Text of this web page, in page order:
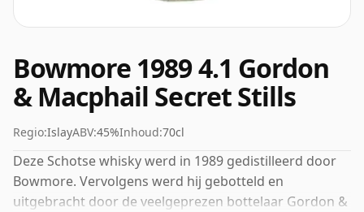
Bowmore 1989 4.1 Gordon
& Macphail Secret Stills
Regio:IslayABV:45%Inhoud:70cl
Deze Schotse whisky werd in 1989 gedistilleerd door
Bowmore. Vervolgens werd hij gebotteld en
uitgebracht door de veelgeprezen bottelaar Gordon &